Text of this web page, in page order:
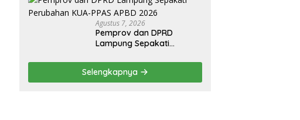
Penghargaan dari HKBP
Lampung
Agustus 7, 2026
Pemprov dan DPRD
Lampung Sepakati
APBD 2026
Selengkapnya